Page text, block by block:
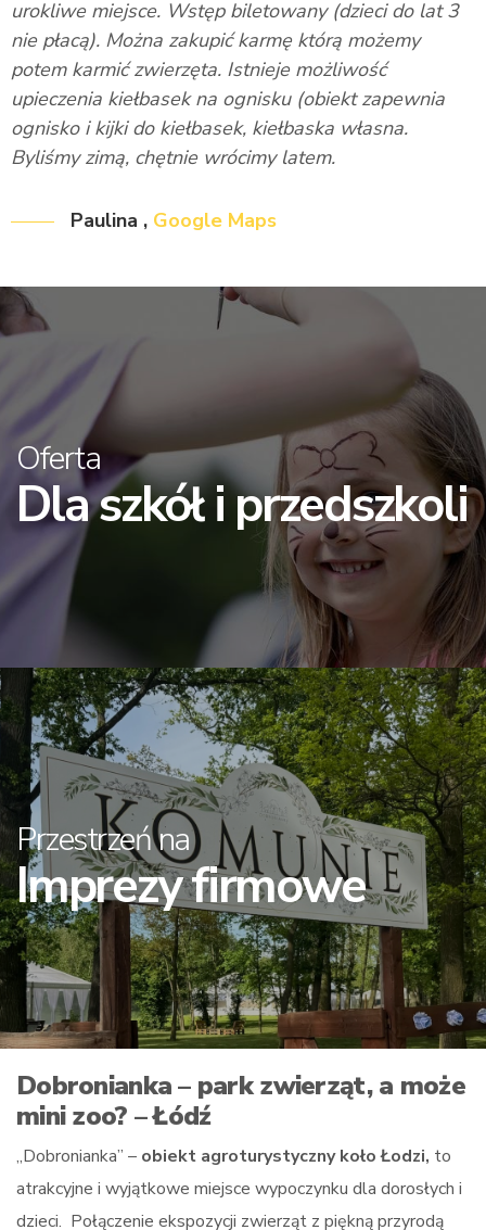
urokliwe miejsce. Wstęp biletowany (dzieci do lat 3
nie płacą). Można zakupić karmę którą możemy
potem karmić zwierzęta. Istnieje możliwość
upieczenia kiełbasek na ognisku (obiekt zapewnia
ognisko i kijki do kiełbasek, kiełbaska własna.
Byliśmy zimą, chętnie wrócimy latem.
Paulina , Google Maps
Oferta
Dla szkół i przedszkoli
Przestrzeń na
Imprezy firmowe
Dobronianka – park zwierząt, a może
mini zoo? – Łódź
„Dobronianka” – obiekt agroturystyczny koło Łodzi, to
atrakcyjne i wyjątkowe miejsce wypoczynku dla dorosłych i
dzieci. Połączenie ekspozycji zwierząt z piękną przyrodą